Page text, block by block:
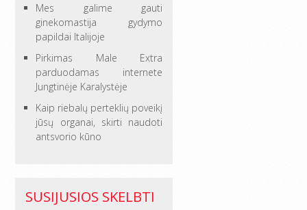
Mes galime gauti
ginekomastija gydymo
papildai Italijoje
Pirkimas Male Extra
parduodamas internete
Jungtinėje Karalystėje
Kaip riebalų perteklių poveikį
jūsų organai, skirti naudoti
antsvorio kūno
SUSIJUSIOS SKELBTI